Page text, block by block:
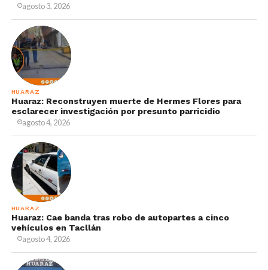
agosto 3, 2026
HUARAZ
Huaraz: Reconstruyen muerte de Hermes Flores para
esclarecer investigación por presunto parricidio
agosto 4, 2026
HUARAZ
Huaraz: Cae banda tras robo de autopartes a cinco
vehículos en Tacllán
agosto 4, 2026